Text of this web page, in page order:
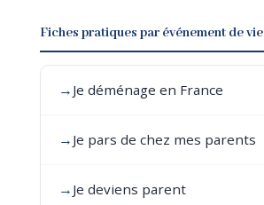
Fiches pratiques par événement de vie
→ Je déménage en France
→ Je pars de chez mes parents
→ Je deviens parent